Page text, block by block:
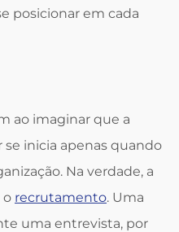
posicionar em cada
ao imaginar que a
inicia apenas quando
Na verdade, a
o recrutamento. Uma
uma entrevista, por